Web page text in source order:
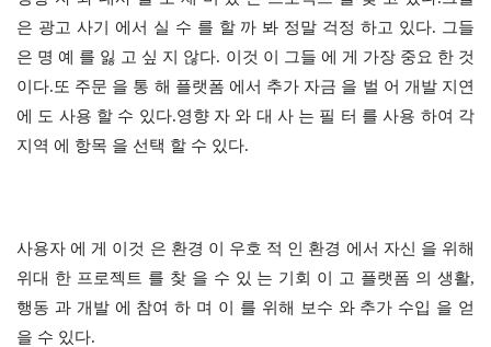
은 광고 사기 에서 실 수 를 할 까 봐 정말 걱정 하고 있다. 그들
은 명 예 를 잃 고 싶 지 않다. 이것 이 그들 에 게 가장 중요 한 것
이다.또 주문 을 통 해 플랫폼 에서 추가 자금 을 벌 어 개발 지연
에 도 사용 할 수 있다.영향 자 와 대 사 는 필 터 를 사용 하여 각
지역 에 항목 을 선택 할 수 있다.
사용자 에 게 이것 은 환경 이 우호 적 인 환경 에서 자신 을 위해
위대 한 프로젝트 를 찾 을 수 있 는 기회 이 고 플랫폼 의 생활,
행동 과 개발 에 참여 하 며 이 를 위해 보수 와 추가 수입 을 얻
을 수 있다.